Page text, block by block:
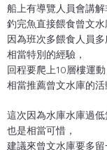
船上有導覽人員會講解
釣完魚直接餵食曾文水
因為班次多餵食人員
相當特別的經驗，
回程要爬上10層樓運動
相當推薦曾文水庫的活
這次因為水庫水庫過低
也是相當可惜，
建議來曾文水庫要多留